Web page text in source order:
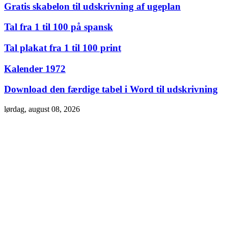
Gratis skabelon til udskrivning af ugeplan
Tal fra 1 til 100 på spansk
Tal plakat fra 1 til 100 print
Kalender 1972
Download den færdige tabel i Word til udskrivning
lørdag, august 08, 2026